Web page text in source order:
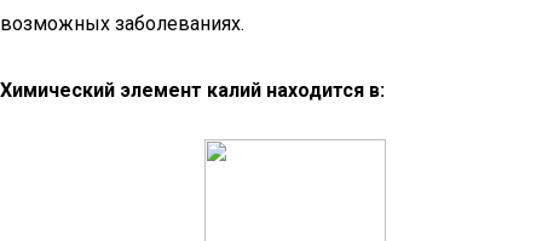
возможных заболеваниях.
Химический элемент калий находится в: